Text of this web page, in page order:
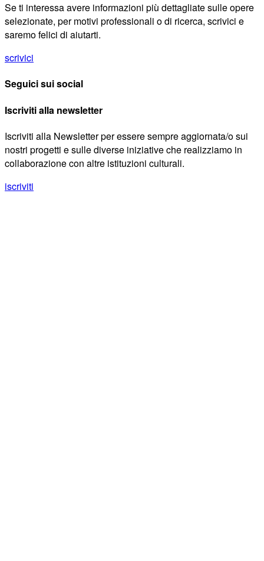
Se ti interessa avere informazioni più dettagliate sulle opere
selezionate, per motivi professionali o di ricerca, scrivici e
saremo felici di aiutarti.
scrivici
Seguici sui social
Iscriviti alla newsletter
Iscriviti alla Newsletter per essere sempre aggiornata/o sui
nostri progetti e sulle diverse iniziative che realizziamo in
collaborazione con altre istituzioni culturali.
iscriviti